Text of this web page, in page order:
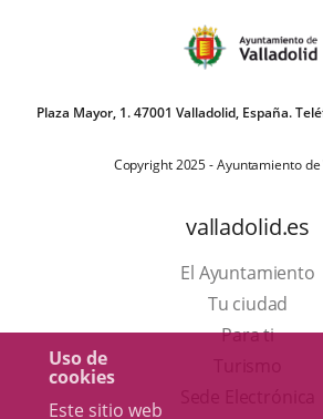
Uso de
cookies
Este sitio web
Plaza Mayor, 1. 47001 Valladolid, España.
Copyright 2025 - Ayuntamiento
valladolid.es
El Ayuntamiento
Tu ciudad
Para ti